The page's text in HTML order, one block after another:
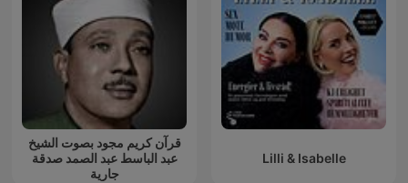
قرآن كريم مجود بصوت الشيخ
عبد الباسط عبد الصمد صدقة
جارية
Lilli & Isabelle